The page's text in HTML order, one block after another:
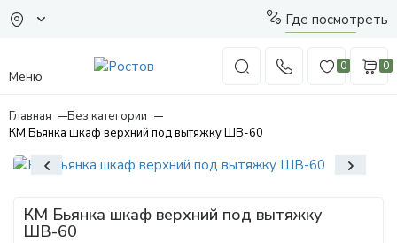
Где посмотреть
Меню
0 0
Главная
Без категории
КМ Бьянка шкаф верхний под вытяжку ШВ-60
КМ Бьянка шкаф верхний под вытяжку
ШВ-60